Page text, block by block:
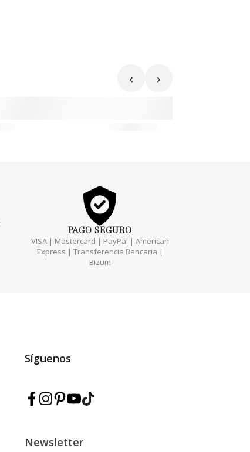
‹ ›
PAGOSEGURO
VISA | Mastercard | PayPal | American
Express | Transferencia Bancaria |
Bizum
Newsletter
Síguenos
Síguenos en Facebook — Marmarina
Síguenos en Instagram — Marmarina
Síguenos en Pinterest — Marmarina
Síguenos en YouTube — Marmarina
Síguenos en TikTok — Marmarina